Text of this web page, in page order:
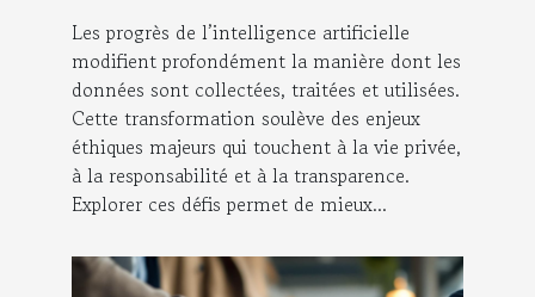
Les progrès de l’intelligence artificielle
modifient profondément la manière dont les
données sont collectées, traitées et utilisées.
Cette transformation soulève des enjeux
éthiques majeurs qui touchent à la vie privée,
à la responsabilité et à la transparence.
Explorer ces défis permet de mieux...